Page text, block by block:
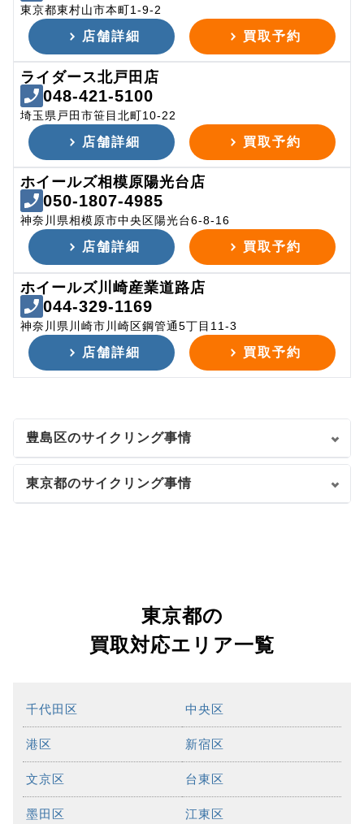
東京都東村山市本町1-9-2
店舗詳細 買取予約
ライダース北戸田店
048-421-5100
埼玉県戸田市笹目北町10-22
店舗詳細 買取予約
ホイールズ相模原陽光台店
050-1807-4985
神奈川県相模原市中央区陽光台6-8-16
店舗詳細 買取予約
ホイールズ川崎産業道路店
044-329-1169
神奈川県川崎市川崎区鋼管通5丁目11-3
店舗詳細 買取予約
豊島区のサイクリング事情
東京都のサイクリング事情
東京都の
買取対応エリア一覧
千代田区 中央区
港区 新宿区
文京区 台東区
墨田区 江東区